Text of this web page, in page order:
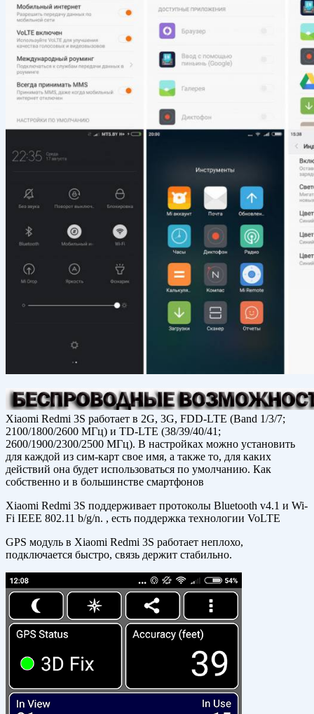
Xiaomi Redmi 3S работает в 2G, 3G, FDD-LTE (Band 1/3/7;
2100/1800/2600 МГц) и TD-LTE (38/39/40/41;
2600/1900/2300/2500 МГц). В настройках можно установить
для каждой из сим-карт свое имя, а также то, для каких
действий она будет использоваться по умолчанию. Как
собственно и в большинстве смартфонов
Xiaomi Redmi 3S поддерживает протоколы Bluetooth v4.1 и Wi-
Fi IEEE 802.11 b/g/n. , есть поддержка технологии VoLTE
GPS модуль в Xiaomi Redmi 3S работает неплохо,
подключается быстро, связь держит стабильно.